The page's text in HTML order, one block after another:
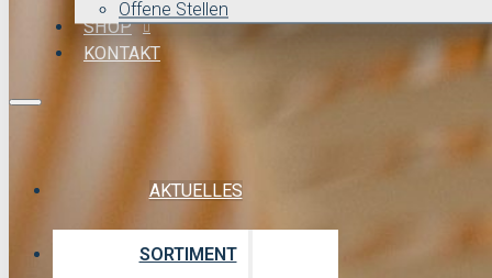
Offene Stellen
SHOP
KONTAKT
AKTUELLES
SORTIMENT